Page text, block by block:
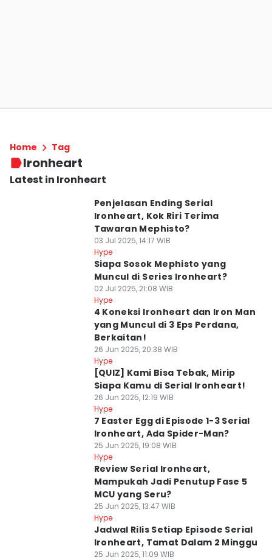
Home Tag
Ironheart
Latest in Ironheart
Penjelasan Ending Serial
Ironheart, Kok Riri Terima
Tawaran Mephisto?
03 Jul 2025, 14:17 WIB
Hype
Siapa Sosok Mephisto yang
Muncul di Series Ironheart?
02 Jul 2025, 21:08 WIB
Hype
4 Koneksi Ironheart dan Iron Man
yang Muncul di 3 Eps Perdana,
Berkaitan!
26 Jun 2025, 20:38 WIB
Hype
[QUIZ] Kami Bisa Tebak, Mirip
Siapa Kamu di Serial Ironheart!
26 Jun 2025, 12:19 WIB
Hype
7 Easter Egg di Episode 1-3 Serial
Ironheart, Ada Spider-Man?
25 Jun 2025, 19:08 WIB
Hype
Review Serial Ironheart,
Mampukah Jadi Penutup Fase 5
MCU yang Seru?
25 Jun 2025, 13:47 WIB
Hype
Jadwal Rilis Setiap Episode Serial
Ironheart, Tamat Dalam 2 Minggu
25 Jun 2025, 11:09 WIB